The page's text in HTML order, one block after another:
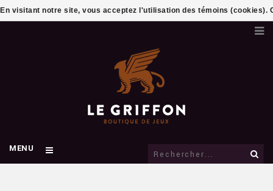
MENU
En visitant notre site, vous acceptez l'utilisation des témoins